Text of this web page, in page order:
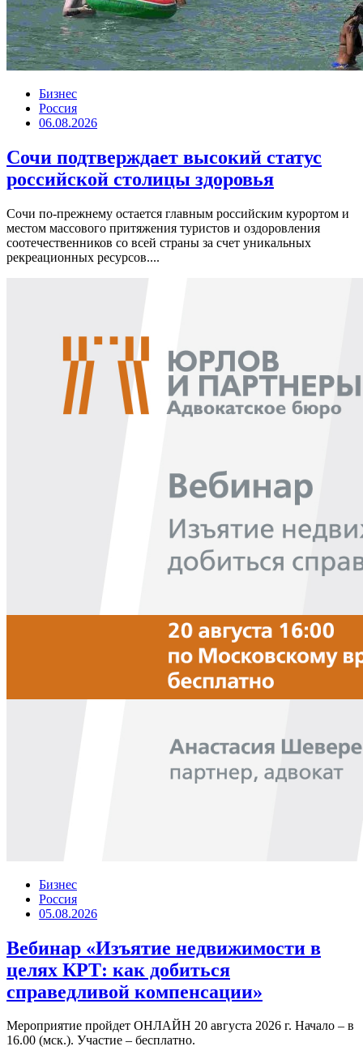
Бизнес
Россия
06.08.2026
Сочи подтверждает высокий статус
российской столицы здоровья
Сочи по-прежнему остается главным российским курортом и
местом массового притяжения туристов и оздоровления
соотечественников со всей страны за счет уникальных
рекреационных ресурсов....
Бизнес
Россия
05.08.2026
Вебинар «Изъятие недвижимости в
целях КРТ: как добиться
справедливой компенсации»
Мероприятие пройдет ОНЛАЙН 20 августа 2026 г. Начало – в
16.00 (мск.). Участие – бесплатно.